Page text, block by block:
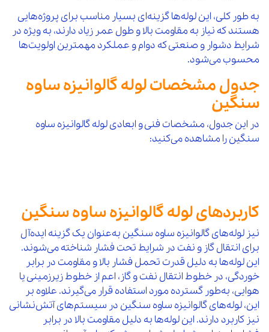
به طور کلی، این لوله‌ها گزینه‌ای بسیار مناسب برای پروژه‌هایی
هستند که نیاز به مقاومت بالا و طول عمر زیاد دارند، به ویژه در
شرایط دشوار و صنعتی که دوام و عملکرد مهمترین اولویت‌ها
محسوب می‌شود.
جدول مشخصات لوله گالوانیزه ساوه
سنگین
در این جدول، مشخصات فنی و ابعادی لوله گالوانیزه ساوه
سنگین را مشاهده می‌کنید:
کاربردهای لوله گالوانیزه ساوه سنگین
نیز لوله‌های گالوانیزه ساوه سنگین به‌عنوان یک گزینه ایده‌آل
برای انتقال گاز و نفت در شرایط تحت فشار شناخته می‌شوند.
این لوله‌ها به دلیل قدرت تحمل فشار بالا و مقاومت در برابر
خوردگی، در خطوط انتقال نفت و گاز، اعم از خطوط زیرزمینی یا
هوایی، به‌طور گسترده مورد استفاده قرار می‌گیرند. علاوه بر
این، لوله‌های گالوانیزه ساوه سنگین در سیستم‌های آتش‌نشانی
نیز کاربرد دارند. این لوله‌ها به دلیل مقاومت بالا در برابر